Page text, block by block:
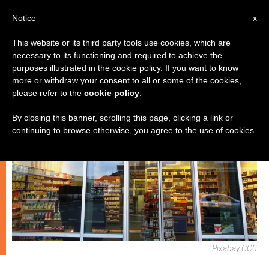
ECOLOGIA
Pixabay CC0
x
Notice
This website or its third party tools use cookies, which are
necessary to its functioning and required to achieve the
purposes illustrated in the cookie policy. If you want to know
more or withdraw your consent to all or some of the cookies,
please refer to the cookie policy
By closing this banner, scrolling this page, clicking a link or
continuing to browse otherwise, you agree to the use of cookies.